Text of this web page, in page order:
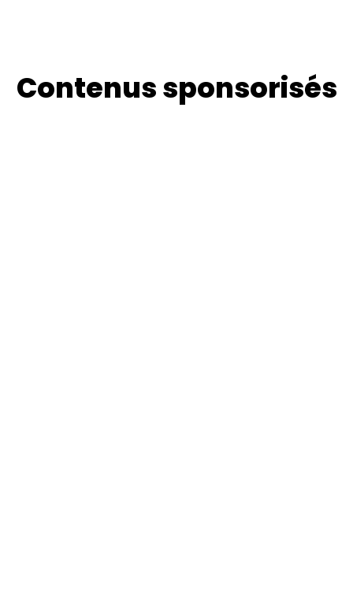
Contenus sponsorisés